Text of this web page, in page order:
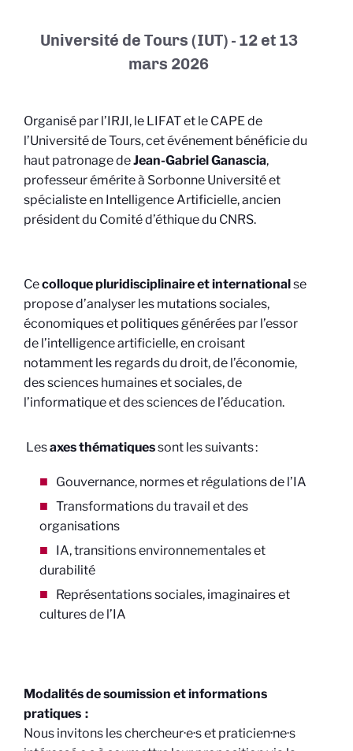
Université de Tours (IUT) - 12 et 13
mars 2026
Organisé par l’IRJI, le LIFAT et le CAPE de
l’Université de Tours, cet événement bénéficie du
haut patronage deJean-Gabriel Ganascia,
professeur émérite à Sorbonne Université et
spécialiste en Intelligence Artificielle, ancien
président du Comité d’éthique du CNRS.
Cecolloque pluridisciplinaire et internationalse
propose d’analyser les mutations sociales,
économiques et politiques générées par l’essor
de l’intelligence artificielle, en croisant
notamment les regards du droit, de l’économie,
des sciences humaines et sociales, de
l’informatique et des sciences de l’éducation.
Lesaxes thématiquessont les suivants :
Gouvernance, normes et régulations de l’IA
Transformations du travail et des
organisations
IA, transitions environnementales et
durabilité
Représentations sociales, imaginaires et
cultures de l’IA
Modalités de soumission et informations
pratiques :
Nous invitons les chercheur·e·s et praticien·ne·s